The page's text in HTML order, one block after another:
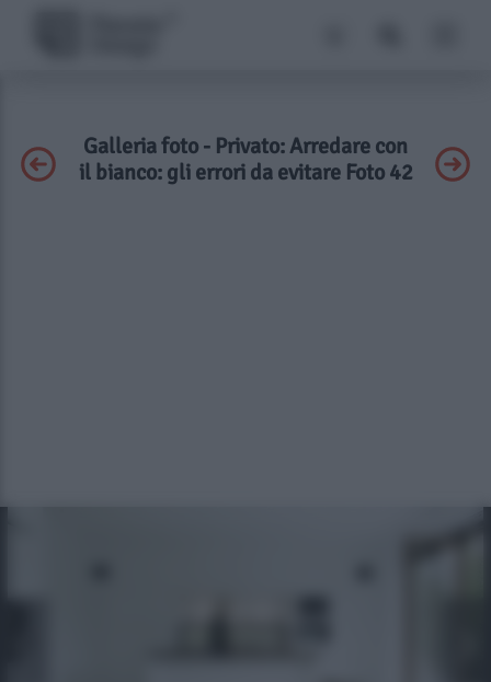
Galleria foto - Privato: Arredare con
il bianco: gli errori da evitare Foto 42